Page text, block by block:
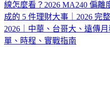
線怎麼看？2026 MA240 偏離
成的 5 件理財大事｜2026 完
2026｜中華、台哥大、遠傳
單、時程、實戰指南